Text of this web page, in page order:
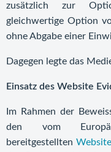
zusätzlich zur
gleichwertige Option
ohne Abgabe einer
Dagegen legte das
Einsatz des Website
Im Rahmen der
den vom
bereitgestellten